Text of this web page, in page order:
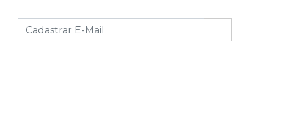
Entre escolas com nota divulgada, 3
estaduais lideram o Ensino Médio na